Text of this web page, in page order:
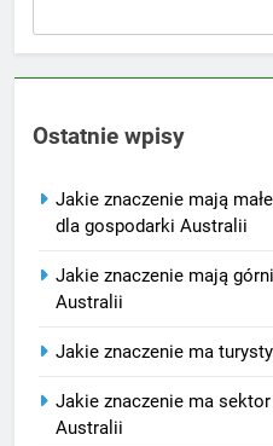
Ostatnie wpisy
Jakie znaczenie mają
dla gospodarki Australii
Jakie znaczenie mają
Australii
Jakie znaczenie ma
Jakie znaczenie ma
Australii